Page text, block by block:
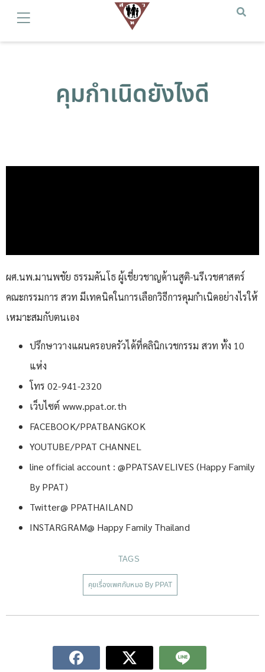
คุมกำเนิดยังไงดี
ผศ.นพ.มานพชัย ธรรมคันโธ ผู้เชี่ยวชาญด้านสูติ-นรีเวชศาสตร์
คณะกรรมการ สวท มีเทคนิคในการเลือกวิธีการคุมกำเนิดอย่างไรให้
เหมาะสมกับตนเอง
ปรึกษาวางแผนครอบครัวได้ที่คลินิกเวชกรรม สวท ทั้ง 10
แห่ง
โทร 02-941-2320
เว็บไซต์ www.ppat.or.th
FACEBOOK/PPATBANGKOK
YOUTUBE/PPAT CHANNEL
line official account : @PPATSAVELIVES (Happy Family
By PPAT)
Twitter@ PPATHAILAND
INSTARGRAM@ Happy Family Thailand
TAGS
คุยเรื่องเพศกับหมอ By PPAT